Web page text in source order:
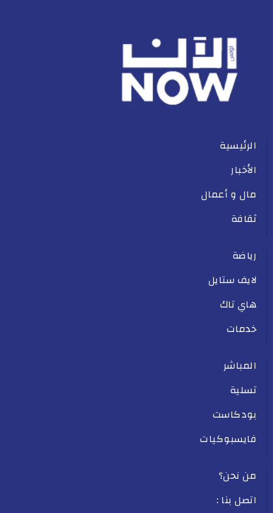
الرئيسية
الأخبار
مال و أعمال
ثقافة
رياضة
لايف ستايل
هاي تاك
خدمات
المباشر
تسلية
بودكاست
فايسبوكيات
من نحن؟
اتصل بنا :